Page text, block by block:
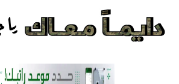
شركة تسابيح للسياحة والسفر تسير اول رحلة لحجاج
الملكة علياء الدولي – صور
العلمية الثقافية الأردنية